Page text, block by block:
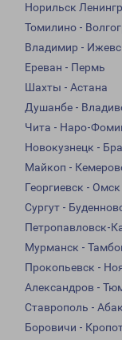
Норильск
Томилино -
Владимир -
Ереван - Пермь
Шахты - Астана
Душанбе -
Чита - Наро-
Новокузнецк -
Майкоп -
Георгиевск - Омск
Сургут -
Петропавловск-
Мурманск -
Прокопьевск -
Александров -
Ставрополь -
Боровичи -